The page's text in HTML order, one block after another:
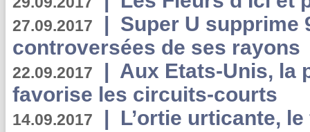
27.09.2017 | Super U supprime
controversées de ses rayons
22.09.2017 | Aux Etats-Unis, la
favorise les circuits-courts
14.09.2017 | L’ortie urticante,